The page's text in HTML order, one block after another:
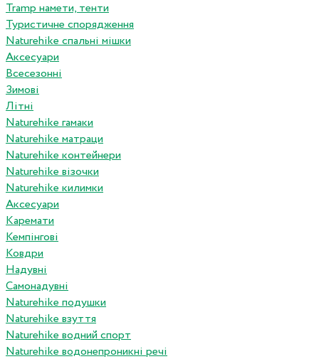
Tramp намети, тенти
Туристичне спорядження
Naturehike спальні мішки
Аксесуари
Всесезонні
Зимові
Літні
Naturehike гамаки
Naturehike матраци
Naturehike контейнери
Naturehike візочки
Naturehike килимки
Аксесуари
Каремати
Кемпінгові
Ковдри
Надувні
Самонадувні
Naturehike подушки
Naturehike взуття
Naturehike водний спорт
Naturehike водонепроникні речі